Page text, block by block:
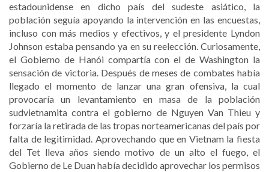
estadounidense en dicho país del sudeste asiático, la
población seguía apoyando la intervención en las encuestas,
incluso con más medios y efectivos, y el presidente Lyndon
Johnson estaba pensando ya en su reelección. Curiosamente,
el Gobierno de Hanói compartía con el de Washington la
sensación de victoria. Después de meses de combates había
llegado el momento de lanzar una gran ofensiva, la cual
provocaría un levantamiento en masa de la población
sudvietnamita contra el gobierno de Nguyen Van Thieu y
forzaría la retirada de las tropas norteamericanas del país por
falta de legitimidad. Aprovechando que en Vietnam la fiesta
del Tet lleva años siendo motivo de un alto el fuego, el
Gobierno de Le Duan había decidido aprovechar los permisos